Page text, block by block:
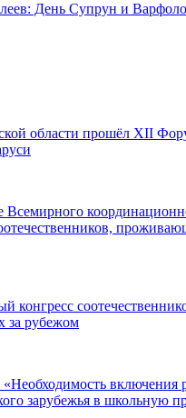
День Супрун и
области прошёл XII
Всемирного
конгресс
за рубежом
включения
зарубежья в школьную